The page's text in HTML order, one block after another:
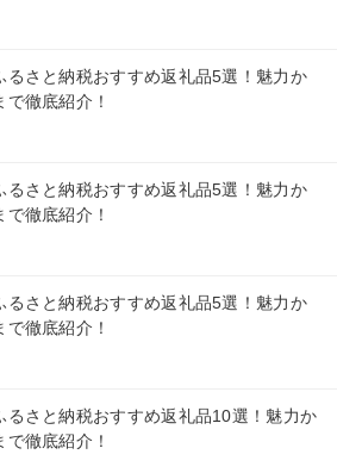
るさと納税おすすめ返礼品5選！魅力か
で徹底紹介！
るさと納税おすすめ返礼品5選！魅力か
で徹底紹介！
るさと納税おすすめ返礼品5選！魅力か
で徹底紹介！
るさと納税おすすめ返礼品10選！魅力か
で徹底紹介！